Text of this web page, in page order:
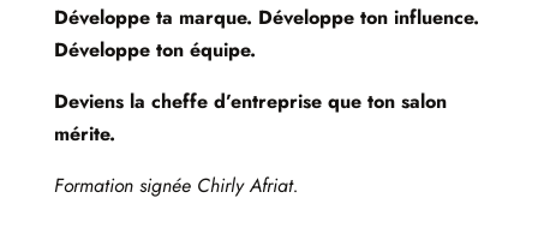
Développe ta marque. Développe ton influence.
Développe ton équipe.
Deviens la cheffe d’entreprise que ton salon
mérite.
Formation signée Chirly Afriat.